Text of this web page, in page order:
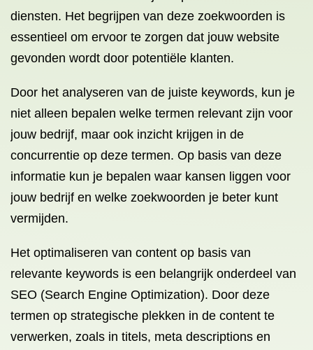
diensten. Het begrijpen van deze zoekwoorden is
essentieel om ervoor te zorgen dat jouw website
gevonden wordt door potentiële klanten.
Door het analyseren van de juiste keywords, kun je
niet alleen bepalen welke termen relevant zijn voor
jouw bedrijf, maar ook inzicht krijgen in de
concurrentie op deze termen. Op basis van deze
informatie kun je bepalen waar kansen liggen voor
jouw bedrijf en welke zoekwoorden je beter kunt
vermijden.
Het optimaliseren van content op basis van
relevante keywords is een belangrijk onderdeel van
SEO (Search Engine Optimization). Door deze
termen op strategische plekken in de content te
verwerken, zoals in titels, meta descriptions en